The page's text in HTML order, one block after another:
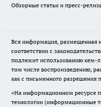
Обзорные статьи и пресс-
Вся информация, размещенная
соответствии с
подлежит использованию кем-
том числе воспроизведению,
как с письменного разрешения
«На информационном ресурсе
технологии (информационные